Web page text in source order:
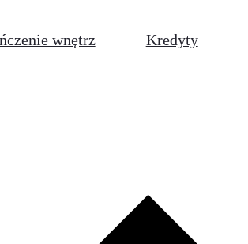
wnętrz Kredyty